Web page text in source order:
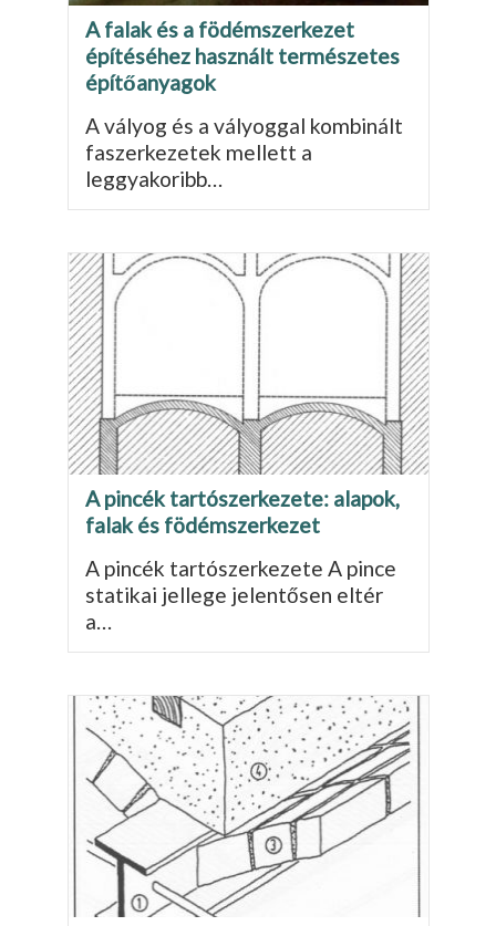
A falak és a födémszerkezet
építéséhez használt természetes
építőanyagok
A vályog és a vályoggal kombinált
faszerkezetek mellett a
leggyakoribb…
A pincék tartószerkezete: alapok,
falak és födémszerkezet
A pincék tartószerkezete A pince
statikai jellege jelentősen eltér
a…